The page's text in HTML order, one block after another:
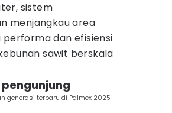
sistem
menjangkau area
performa dan efisiensi
sawit berskala
generasi terbaru di Palmex 2025